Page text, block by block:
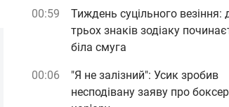
00:59
Тиждень суцільного везіння:
трьох знаків зодіаку
біла смуга
00:06
"Я не залізний": Усик зробив
несподівану заяву про